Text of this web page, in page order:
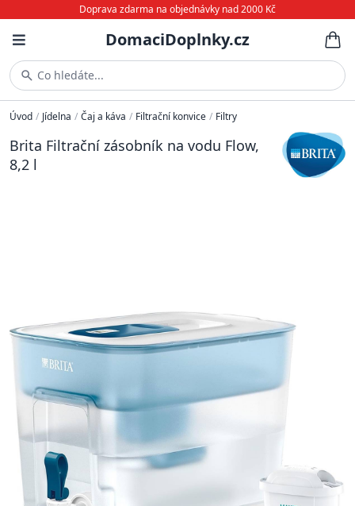
Doprava zdarma na objednávky nad 2000 Kč
DomaciDoplnky.cz
Co hledáte...
Úvod / Jídelna / Čaj a káva / Filtrační konvice / Filtry
Brita Filtrační zásobník na vodu Flow,
8,2 l